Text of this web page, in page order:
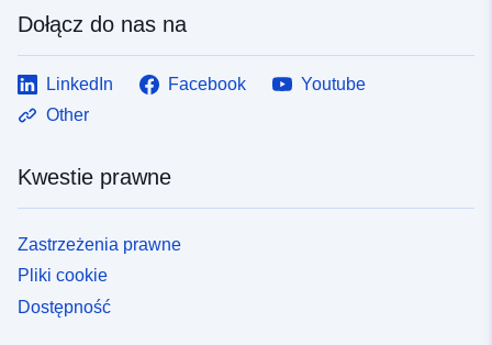
Dołącz do nas na
LinkedIn Facebook
Youtube
Other
Kwestie prawne
Zastrzeżenia prawne
Pliki cookie
Dostępność